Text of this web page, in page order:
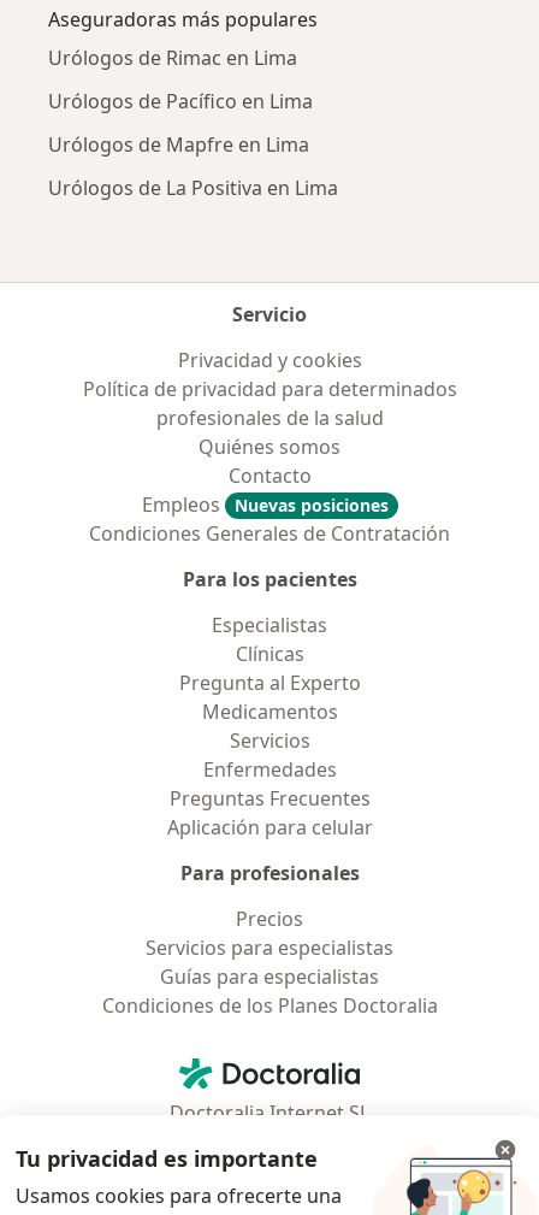
Aseguradoras más populares
Urólogos de Rimac en Lima
Urólogos de Pacífico en Lima
Urólogos de Mapfre en Lima
Urólogos de La Positiva en Lima
Servicio
Privacidad y cookies
Política de privacidad para determinados
profesionales de la salud
Quiénes somos
Contacto
Empleos
Nuevas posiciones
Condiciones Generales de Contratación
Para los pacientes
Especialistas
Clínicas
Pregunta al Experto
Medicamentos
Servicios
Enfermedades
Preguntas Frecuentes
Aplicación para celular
Para profesionales
Precios
Servicios para especialistas
Guías para especialistas
Condiciones de los Planes Doctoralia
Doctoralia - Página de inicio
Doctoralia Internet SL
08019 Barcelona, Spain
Tu privacidad es importante
Usamos cookies para ofrecerte una